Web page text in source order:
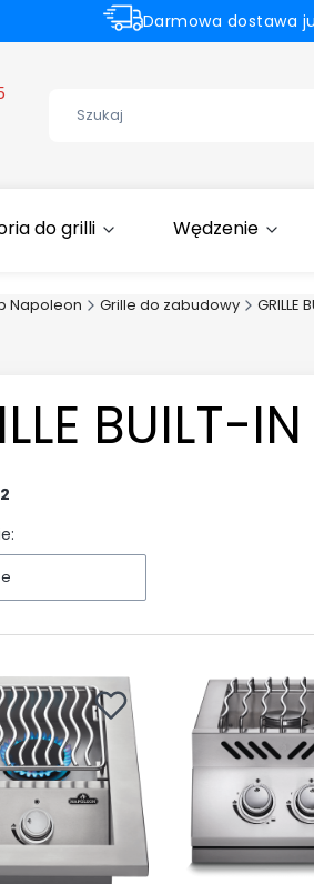
Darmowa dostawa
do grilli Wędzenie
Napoleon Grille do zabudowy GRILLE
BUILT-
2